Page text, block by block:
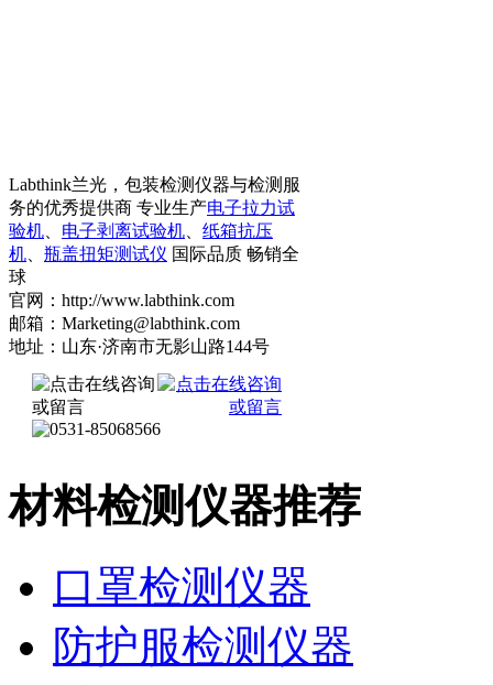
Labthink兰光，包装检测仪器与检测服
务的优秀提供商 专业生产电子拉力试
验机
电子剥离试验机
纸箱抗压
机
瓶盖扭矩测试仪 国际品质 畅销全
球
官网：http://www.labthink.com
邮箱：Marketing@labthink.com
地址：山东·济南市无影山路144号
材料检测仪器推荐
口罩检测仪器
防护服检测仪器